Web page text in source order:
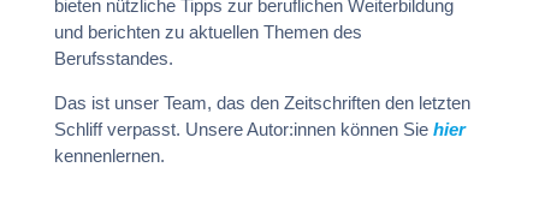
bieten nützliche Tipps zur beruflichen Weiterbildung
und berichten zu aktuellen Themen des
Berufsstandes.
Das ist unser Team, das den Zeitschriften den letzten
Schliff verpasst. Unsere Autor:innen können Sie hier
kennenlernen.